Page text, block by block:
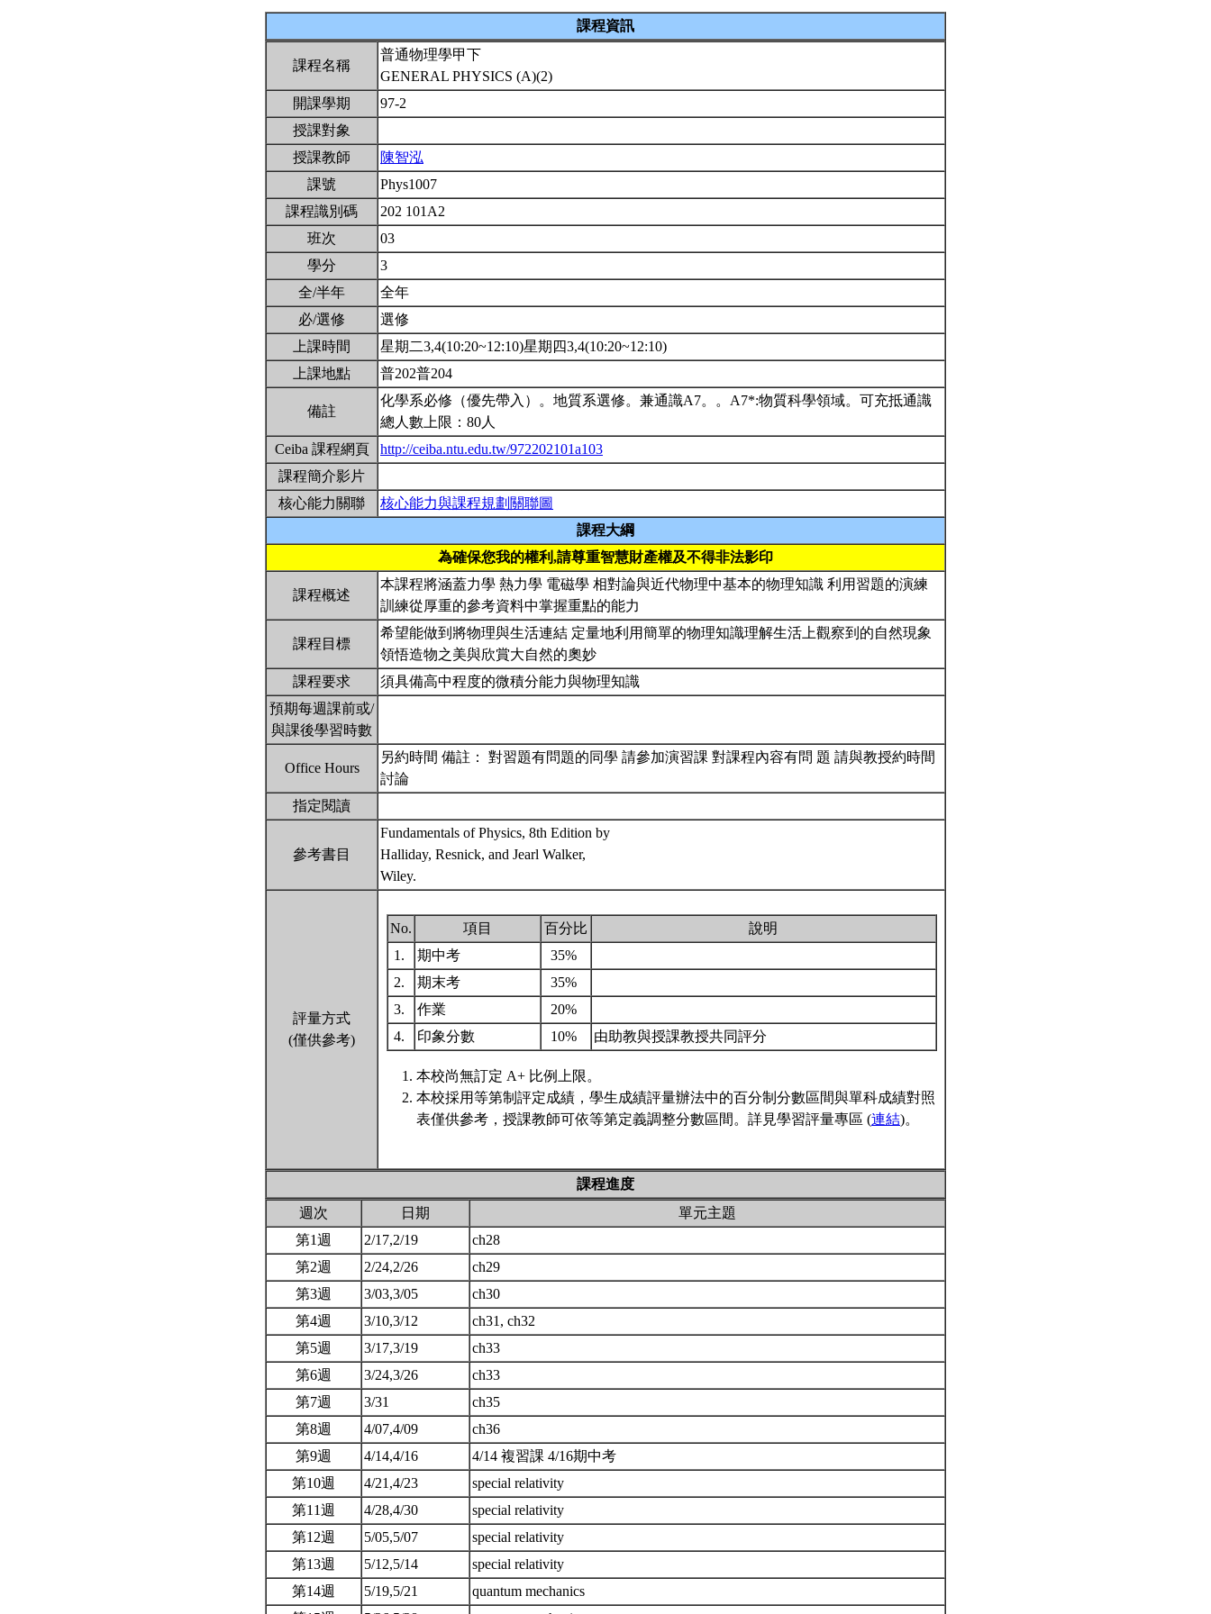
課程資訊
課程名稱
普通物理學甲下
GENERAL PHYSICS (A)(2)
開課學期
97-2
授課對象
授課教師
陳智泓
課號
Phys1007
課程識別碼
202 101A2
班次
03
學分
3
全/半年
全年
必/選修
選修
上課時間
星期二3,4(10:20~12:10)星期四3,4(10:20~12:10)
上課地點
普202普204
備註
化學系必修（優先帶入）。地質系選修。兼通識A7。。A7*:物質科學領域。可充抵通識
總人數上限：80人
Ceiba 課程網頁
http://ceiba.ntu.edu.tw/972202101a103
課程簡介影片
核心能力關聯
核心能力與課程規劃關聯圖
課程大綱
為確保您我的權利,請尊重智慧財產權及不得非法影印
課程概述
本課程將涵蓋力學 熱力學 電磁學 相對論與近代物理中基本的物理知識 利用習題的演練
訓練從厚重的參考資料中掌握重點的能力
課程目標
希望能做到將物理與生活連結 定量地利用簡單的物理知識理解生活上觀察到的自然現象
領悟造物之美與欣賞大自然的奧妙
課程要求
須具備高中程度的微積分能力與物理知識
預期每週課前或/
與課後學習時數
Office Hours
另約時間 備註： 對習題有問題的同學 請參加演習課 對課程內容有問 題 請與教授約時間
討論
指定閱讀
參考書目
Fundamentals of Physics, 8th Edition by
Halliday, Resnick, and Jearl Walker,
Wiley.
評量方式
(僅供參考)
No. 項目 百分比
說明
1.
期中考
35%
2.
期末考
35%
3.
作業
20%
4.
印象分數 10% 由助教與授課教授共同評分
本校尚無訂定 A+ 比例上限。
本校採用等第制評定成績，學生成績評量辦法中的百分制分數區間與單科成績對照
表僅供參考，授課教師可依等第定義調整分數區間。詳見學習評量專區 (連結)。
課程進度
週次
日期
單元主題
第1週
2/17,2/19
ch28
第2週
2/24,2/26
ch29
第3週
3/03,3/05
ch30
第4週
3/10,3/12
ch31, ch32
第5週
3/17,3/19
ch33
第6週
3/24,3/26
ch33
第7週
3/31
ch35
第8週
4/07,4/09
ch36
第9週
4/14,4/16
4/14 複習課 4/16期中考
第10週
4/21,4/23
special relativity
第11週
4/28,4/30
special relativity
第12週
5/05,5/07
special relativity
第13週
5/12,5/14
special relativity
第14週
5/19,5/21
quantum mechanics